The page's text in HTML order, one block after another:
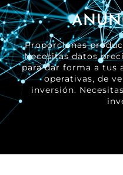
Proporcionas
Necesitas datos
para dar forma a tus
operativas, de
inversión.